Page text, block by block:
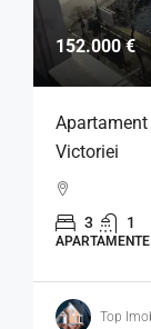
152.000 €
Apartament
Victoriei
3 1
APARTAMENTE
Top